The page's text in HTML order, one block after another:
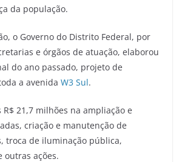
da população.
o Governo do Distrito Federal, por
e órgãos de atuação, elaborou
do ano passado, projeto de
a avenida W3 Sul.
R$ 21,7 milhões na ampliação e
criação e manutenção de
troca de iluminação pública,
outras ações.